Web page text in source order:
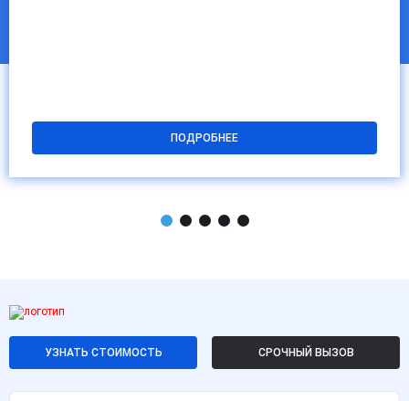
ПОДРОБНЕЕ
УЗНАТЬ СТОИМОСТЬ СРОЧНЫЙ ВЫЗОВ